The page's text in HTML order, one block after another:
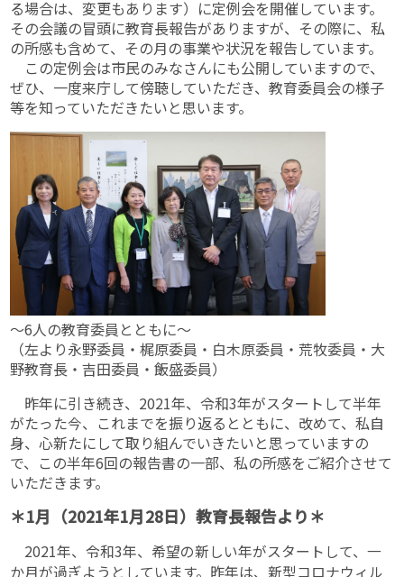
る場合は、変更もあります）に定例会を開催しています。
その会議の冒頭に教育長報告がありますが、その際に、私
の所感も含めて、その月の事業や状況を報告しています。
この定例会は市民のみなさんにも公開していますので、
ぜひ、一度来庁して傍聴していただき、教育委員会の様子
等を知っていただきたいと思います。
～6人の教育委員とともに～
（左より永野委員・梶原委員・白木原委員・荒牧委員・大
野教育長・吉田委員・飯盛委員）
昨年に引き続き、2021年、令和3年がスタートして半年
がたった今、これまでを振り返るとともに、改めて、私自
身、心新たにして取り組んでいきたいと思っていますの
で、この半年6回の報告書の一部、私の所感をご紹介させて
いただきます。
＊1月（2021年1月28日）教育長報告より＊
2021年、令和3年、希望の新しい年がスタートして、一
か月が過ぎようとしています。昨年は、新型コロナウィル